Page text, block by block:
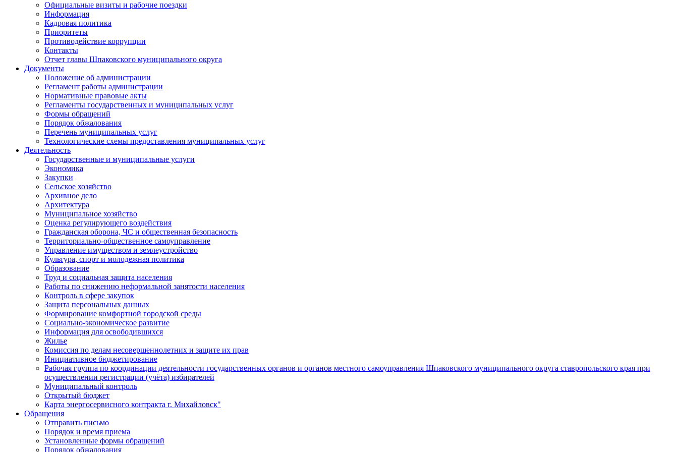
Официальные визиты и рабочие поездки
Информация
Кадровая политика
Приоритеты
Противодействие коррупции
Контакты
Отчет главы Шпаковского муниципального округа
Документы
Положение об администрации
Регламент работы администрации
Нормативные правовые акты
Регламенты государственных и муниципальных услуг
Формы обращений
Порядок обжалования
Перечень муниципальных услуг
Технологические схемы предоставления муниципальных услуг
Деятельность
Государственные и муниципальные услуги
Экономика
Закупки
Сельское хозяйство
Архивное дело
Архитектура
Муниципальное хозяйство
Оценка регулирующего воздействия
Гражданская оборона, ЧС и общественная безопасность
Территориально-общественное самоуправление
Управление имуществом и землеустройство
Культура, спорт и молодежная политика
Образование
Труд и социальная защита населения
Работы по снижению неформальной занятости населения
Контроль в сфере закупок
Защита персональных данных
Формирование комфортной городской среды
Социально-экономическое развитие
Информация для освободившихся
Жилье
Комиссия по делам несовершеннолетних и защите их прав
Инициативное бюджетирование
Рабочая группа по координации деятельности государственных органов и органов местного самоуправления Шпаковского муниципального округа ставропольского края при
осуществлении регистрации (учёта) избирателей
Муниципальный контроль
Открытый бюджет
Карта энергосервисного контракта г. Михайловск"
Обращения
Отправить письмо
Порядок и время приема
Установленные формы обращений
Порядок обжалования